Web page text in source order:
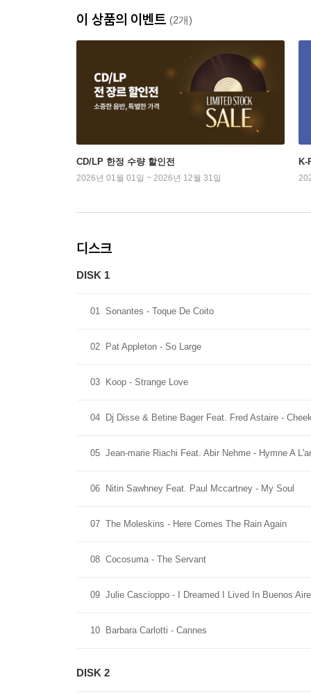
이 상품의 이벤트 (2개)
CD/LP 한정 수량 할인전
2026년 01월 01일 ~ 2026년 12월 31일
K-
디스크
DISK 1
01 Sonantes - Toque De Coito
02 Pat Appleton - So Large
03 Koop - Strange Love
04 Dj Disse & Betine Bager Feat. Fred Astaire -
05 Jean-marie Riachi Feat. Abir Nehme - Hymne A
06 Nitin Sawhney Feat. Paul Mccartney - My Soul
07 The Moleskins - Here Comes The Rain Again
08 Cocosuma - The Servant
09 Julie Cascioppo - I Dreamed I Lived In Buenos
10 Barbara Carlotti - Cannes
DISK 2